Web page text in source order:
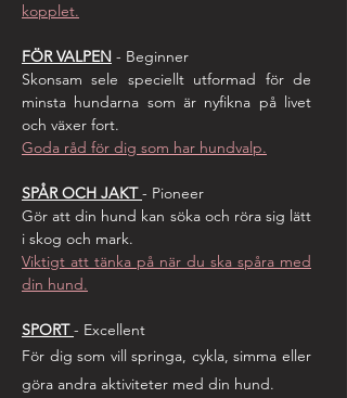
kopplet.
FÖR VALPEN - Beginner
Skonsam sele speciellt utformad för de
minsta hundarna som är nyfikna på livet
och växer fort.
Goda råd för dig som har hundvalp.
SPÅR OCH JAKT- Pioneer
Gör att din hund kan söka och röra sig lätt
i skog och mark.
Viktigt att tänka på när du ska spåra med
din hund.
SPORT - Excellent
För dig som vill springa, cykla, simma eller
göra andra aktiviteter med din hund.